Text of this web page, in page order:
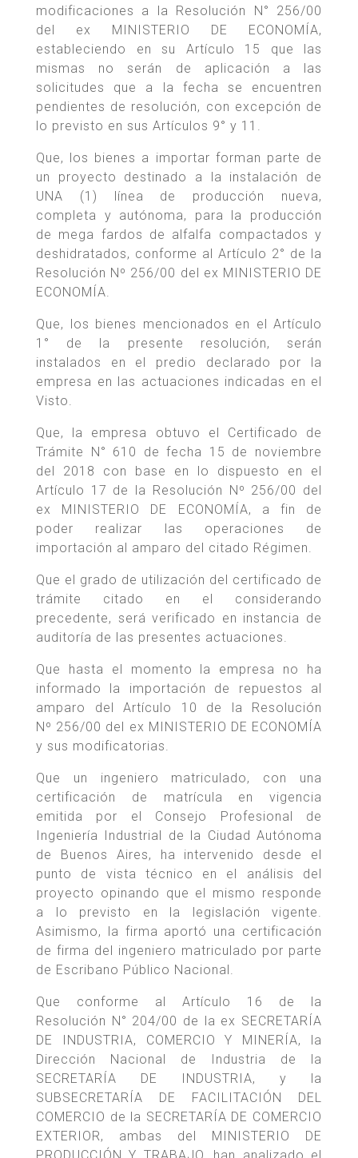
modificaciones a la Resolución N° 256/00
del ex MINISTERIO DE ECONOMÍA,
estableciendo en su Artículo 15 que las
mismas no serán de aplicación a las
solicitudes que a la fecha se encuentren
pendientes de resolución, con excepción de
lo previsto en sus Artículos 9° y 11.
Que, los bienes a importar forman parte de
un proyecto destinado a la instalación de
UNA (1) línea de producción nueva,
completa y autónoma, para la producción
de mega fardos de alfalfa compactados y
deshidratados, conforme al Artículo 2° de la
Resolución Nº 256/00 del ex MINISTERIO DE
ECONOMÍA.
Que, los bienes mencionados en el Artículo
1° de la presente resolución, serán
instalados en el predio declarado por la
empresa en las actuaciones indicadas en el
Visto.
Que, la empresa obtuvo el Certificado de
Trámite N° 610 de fecha 15 de noviembre
del 2018 con base en lo dispuesto en el
Artículo 17 de la Resolución Nº 256/00 del
ex MINISTERIO DE ECONOMÍA, a fin de
poder realizar las operaciones de
importación al amparo del citado Régimen.
Que el grado de utilización del certificado de
trámite citado en el considerando
precedente, será verificado en instancia de
auditoría de las presentes actuaciones.
Que hasta el momento la empresa no ha
informado la importación de repuestos al
amparo del Artículo 10 de la Resolución
Nº 256/00 del ex MINISTERIO DE ECONOMÍA
y sus modificatorias.
Que un ingeniero matriculado, con una
certificación de matrícula en vigencia
emitida por el Consejo Profesional de
Ingeniería Industrial de la Ciudad Autónoma
de Buenos Aires, ha intervenido desde el
punto de vista técnico en el análisis del
proyecto opinando que el mismo responde
a lo previsto en la legislación vigente.
Asimismo, la firma aportó una certificación
de firma del ingeniero matriculado por parte
de Escribano Público Nacional.
Que conforme al Artículo 16 de la
Resolución N° 204/00 de la ex SECRETARÍA
DE INDUSTRIA, COMERCIO Y MINERÍA, la
Dirección Nacional de Industria de la
SECRETARÍA DE INDUSTRIA, y la
SUBSECRETARÍA DE FACILITACIÓN DEL
COMERCIO de la SECRETARÍA DE COMERCIO
EXTERIOR, ambas del MINISTERIO DE